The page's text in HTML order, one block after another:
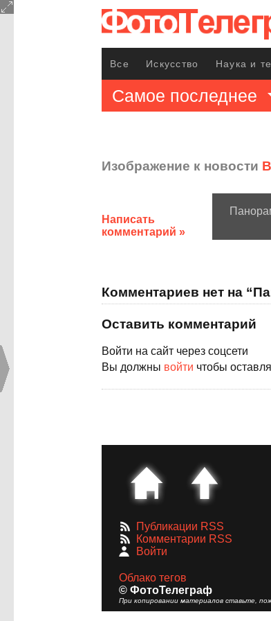
Все Искусство Наука и
Самое последнее
Изображение к новости
Написать
комментарий »
Комментариев нет на
Оставить комментарий
Войти на сайт через соцсети
Вы должны войти чтобы
Публикации RSS
Комментарии RSS
Войти
Облако тегов
© ФотоТелеграф
При копировании материалов ставьте,